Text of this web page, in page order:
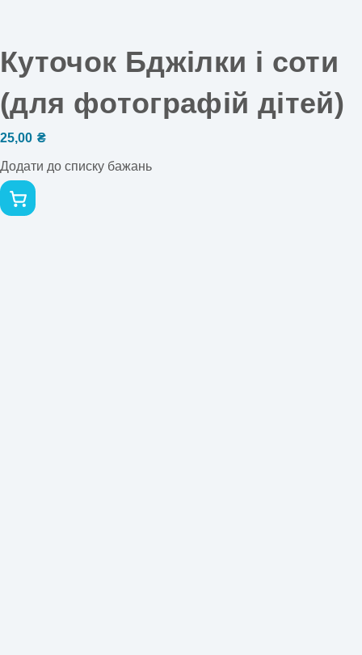
Куточок Бджілки і соти
(для фотографій дітей)
25,00 ₴
Додати до списку бажань